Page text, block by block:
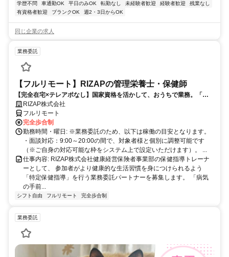
学歴不問
車通勤OK 平日のみOK 転勤なし 未経験者歓迎 経験者歓迎
残業なし
有資格者歓迎
ブランクOK 週2・3日からOK
同じ企業の求人
業務委託
【フルリモート】RIZAPの管理栄養士・保健師
【完全在宅×テレアポなし】国家資格を活かして、おうちで業務。「も
う一つの安心」を。主婦・Wワーカー活躍中！「平日の日中だけ」「夕
方以降の数時間だけ」など、生活リズムに合わせた時間調整が可能で
す。1件ごとの成果報酬型だから、頑張った分だけ手応えのある収入
に。充実のサポート体制で、安心の在宅ワークを始めませんか？
RIZAP株式会社
フルリモート
完全歩合制
勤務時間・曜日: ※業務委託のため、以下は稼働の目安となります。
・面談対応：9:00～20:00の間で、対象者様と個別に調整可能です
（※ご自身の対応可能な枠をシステム上で設定いただけます）。 ...
仕事内容: RIZAP株式会社健康経営保険者事業部の保健指導トレーナ
ーとして、 参加者がより健康的な生活習慣を身につけられるよう
「特定保健指導」を行う業務委託パートナーを募集します。 「病気
の手前...
シフト自由 フルリモート 完全歩合制
業務委託